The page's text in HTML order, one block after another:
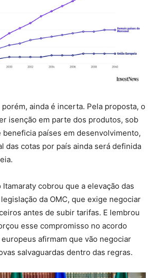
ainda é incerta. Pela proposta, o
isenção em parte dos produtos, sob
beneficia países em desenvolvimento,
das cotas por país ainda será definida
Itamaraty cobrou que a elevação das
da OMC, que exige negociar
antes de subir tarifas. E lembrou
esse compromisso no acordo
afirmam que vão negociar
salvaguardas dentro das regras.